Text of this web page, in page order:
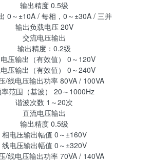
输出精度 0.5级
～±10A / 每相，0～±30A / 三并
输出负载电压 20V
交流电压输出
输出精度：0.2级
输出（有效值） 0～120V
输出（有效值） 0～240V
电压输出功率 80VA / 100VA
围（基波） 20～1000Hz
谐波次数 1～20次
直流电压输出
输出精度 0.5级
压输出幅值 0～±160V
压输出幅值 0～±320V
电压输出功率 70VA / 140VA